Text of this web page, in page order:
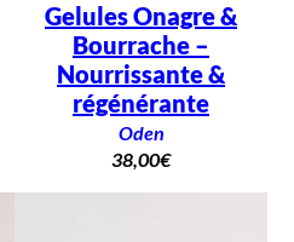
Gelules Onagre &
Bourrache –
Nourrissante &
régénérante
Oden
38,00€